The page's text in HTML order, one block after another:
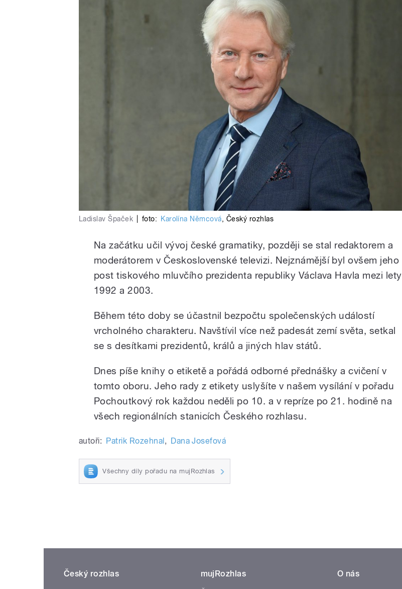
Ladislav Špaček foto: Karolína Němcová, Český rozhlas
Na začátku učil vývoj české gramatiky, později se stal redaktorem a
moderátorem v Československé televizi. Nejznámější byl ovšem jeho
post tiskového mluvčího prezidenta republiky Václava Havla mezi lety
1992 a 2003.
Během této doby se účastnil bezpočtu společenských událostí
vrcholného charakteru. Navštívil více než padesát zemí světa, setkal
se s desítkami prezidentů, králů a jiných hlav států.
Dnes píše knihy o etiketě a pořádá odborné přednášky a cvičení v
tomto oboru. Jeho rady z etikety uslyšíte v našem vysílání v pořadu
Pochoutkový rok každou neděli po 10. a v repríze po 21. hodině na
všech regionálních stanicích Českého rozhlasu.
autoři: Patrik Rozehnal , Dana Josefová
Všechny díly pořadu na mujRozhlas
Český rozhlas
mujRozhlas
O nás